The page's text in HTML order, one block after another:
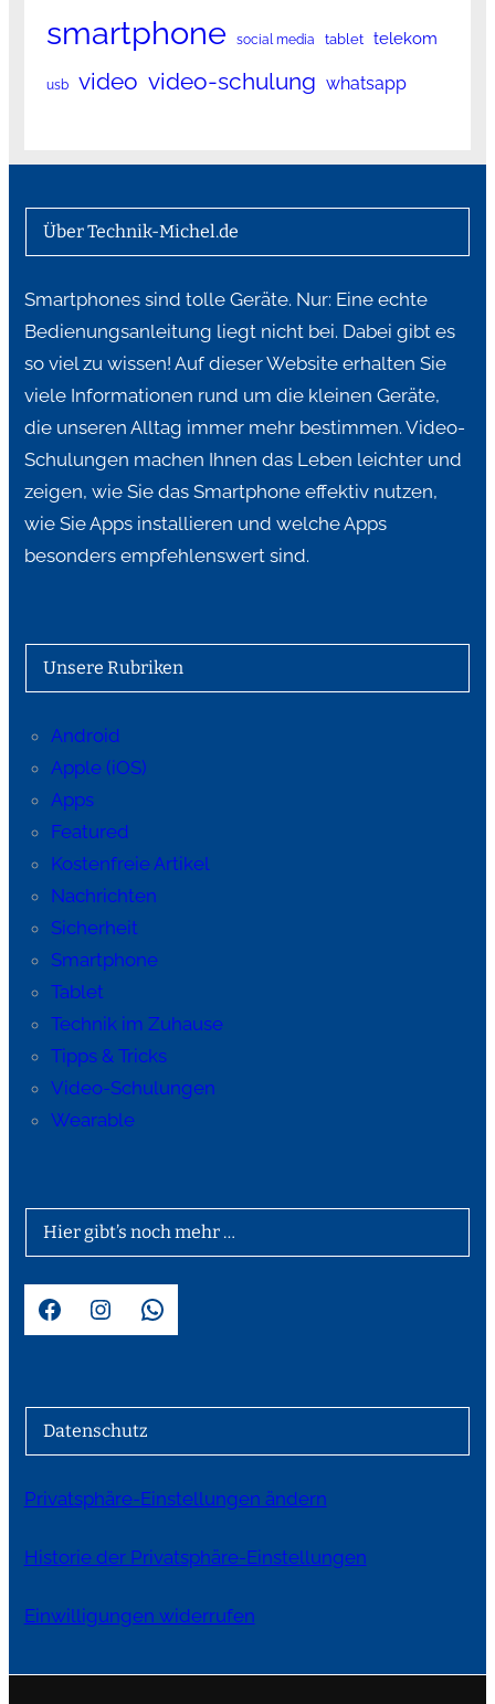
smartphone social media tablet telekom
usb video video-schulung whatsapp
Über Technik-Michel.de
Smartphones sind tolle Geräte. Nur: Eine echte
Bedienungsanleitung liegt nicht bei. Dabei gibt es
so viel zu wissen! Auf dieser Website erhalten Sie
viele Informationen rund um die kleinen Geräte,
die unseren Alltag immer mehr bestimmen. Video-
Schulungen machen Ihnen das Leben leichter und
zeigen, wie Sie das Smartphone effektiv nutzen,
wie Sie Apps installieren und welche Apps
besonders empfehlenswert sind.
Unsere Rubriken
Android
Apple (iOS)
Apps
Featured
Kostenfreie Artikel
Nachrichten
Sicherheit
Smartphone
Tablet
Technik im Zuhause
Tipps & Tricks
Video-Schulungen
Wearable
Hier gibt’s noch mehr …
Facebook Instagram WhatsApp
Datenschutz
Privatsphäre-Einstellungen ändern
Historie der Privatsphäre-Einstellungen
Einwilligungen widerrufen